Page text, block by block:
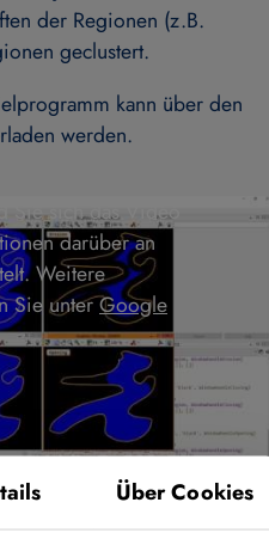
Über Cookies
der Regionen (z.B.
geclustert.
kann über den
werden.
Sie sich das Video
darüber an
Weitere
Sie unterGoogle